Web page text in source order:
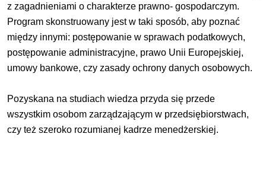
z zagadnieniami o charakterze prawno- gospodarczym.
Program skonstruowany jest w taki sposób, aby poznać
między innymi: postępowanie w sprawach podatkowych,
postępowanie administracyjne, prawo Unii Europejskiej,
umowy bankowe, czy zasady ochrony danych osobowych.
Pozyskana na studiach wiedza przyda się przede
wszystkim osobom zarządzającym w przedsiębiorstwach,
czy też szeroko rozumianej kadrze menedżerskiej.